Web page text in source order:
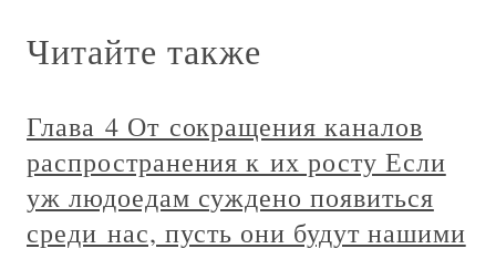
Читайте также
Глава 4 От сокращения каналов
распространения к их росту Если
уж людоедам суждено появиться
среди нас, пусть они будут нашими